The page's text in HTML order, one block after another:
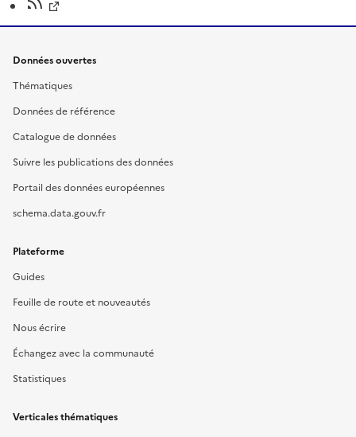
Données ouvertes
Thématiques
Données de référence
Catalogue de données
Suivre les publications des données
Portail des données européennes
schema.data.gouv.fr
Plateforme
Guides
Feuille de route et nouveautés
Nous écrire
Échangez avec la communauté
Statistiques
Verticales thématiques